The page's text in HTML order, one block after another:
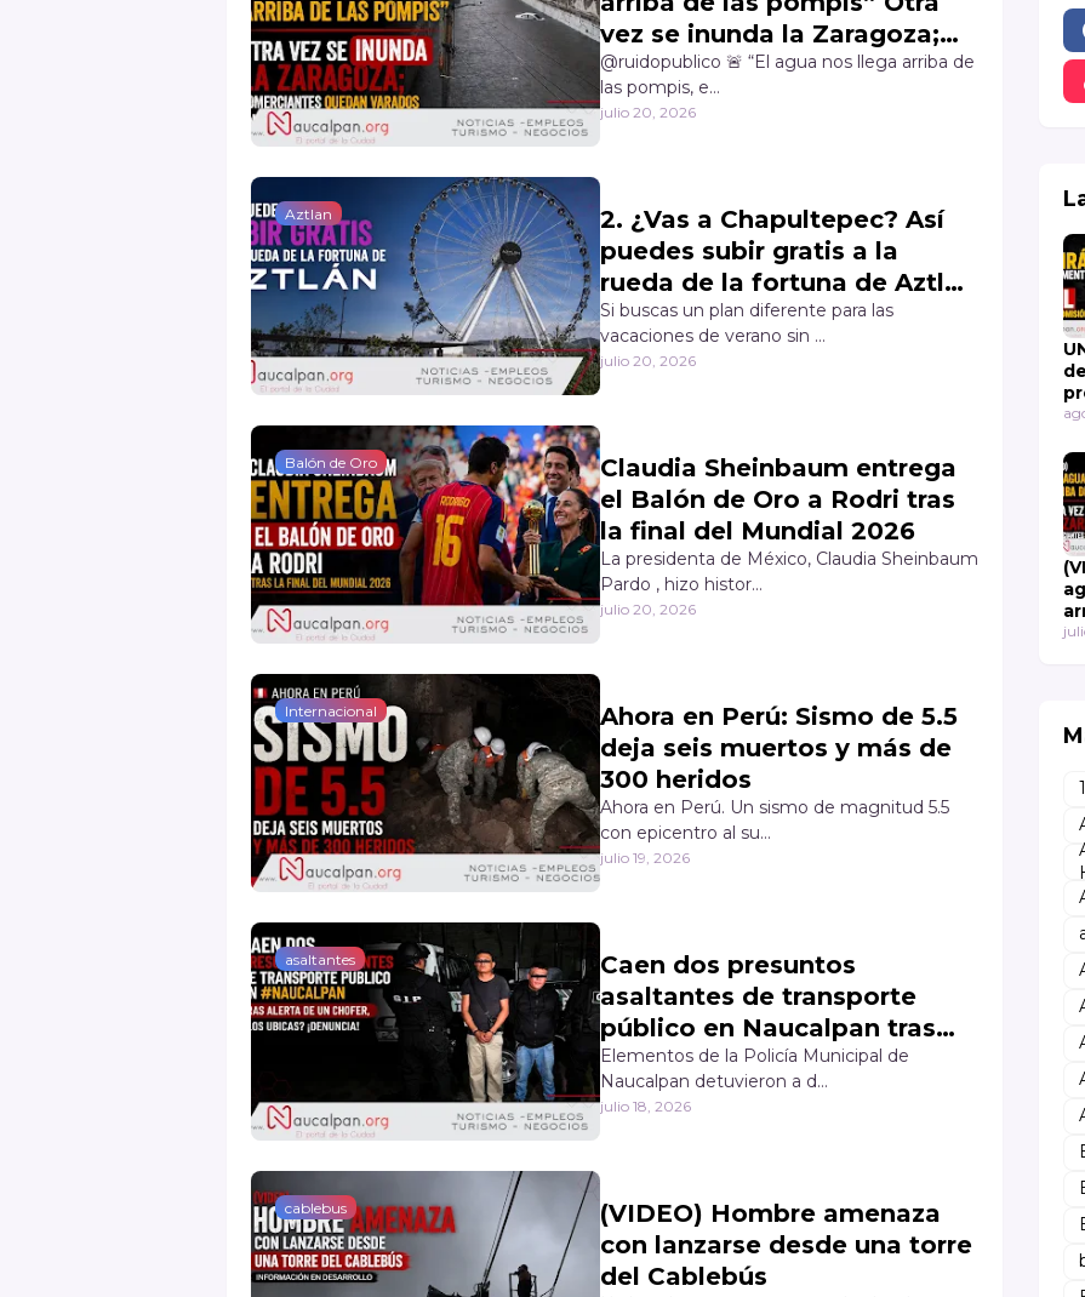
vez se inunda la Zaragoza;
comerciantes quedan
varados en Los Reyes La Paz
@ruidopublico 🚨 “El agua nos llega arriba de
las pompis, e…
julio 20, 2026
Aztlan
2. ¿Vas a Chapultepec? Así
puedes subir gratis a la
rueda de la fortuna de Aztlán
🎡
Si buscas un plan diferente para las
vacaciones de verano sin …
julio 20, 2026
Balón de Oro
Claudia Sheinbaum entrega
el Balón de Oro a Rodri tras
la final del Mundial 2026
La presidenta de México, Claudia Sheinbaum
Pardo , hizo histor…
julio 20, 2026
Internacional
Ahora en Perú: Sismo de 5.5
deja seis muertos y más de
300 heridos
Ahora en Perú. Un sismo de magnitud 5.5
con epicentro al su…
julio 19, 2026
asaltantes
Caen dos presuntos
asaltantes de transporte
público en Naucalpan tras
alerta de un chofer
Elementos de la Policía Municipal de
Naucalpan detuvieron a d…
julio 18, 2026
cablebus
(VIDEO) Hombre amenaza
con lanzarse desde una torre
del Cablebús